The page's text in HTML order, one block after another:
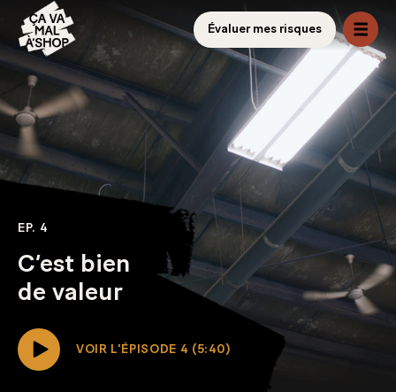
Évaluer mes risques
EP. 4
C’est bien
de valeur
VOIR L'ÉPISODE 4 (5:40)